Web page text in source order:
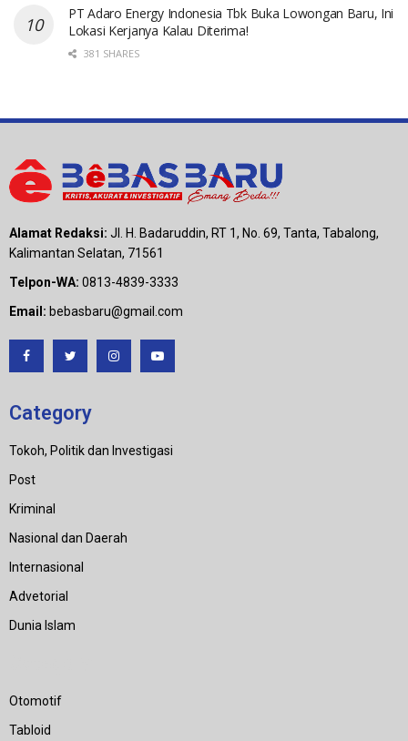
PT Adaro Energy Indonesia Tbk Buka Lowongan Baru, Ini
Lokasi Kerjanya Kalau Diterima!
381 SHARES
Alamat Redaksi: Jl. H. Badaruddin, RT 1, No. 69, Tanta, Tabalong,
Kalimantan Selatan, 71561
Telpon-WA: 0813-4839-3333
Email: bebasbaru@gmail.com
Category
Tokoh, Politik dan Investigasi
Post
Kriminal
Nasional dan Daerah
Internasional
Advetorial
Dunia Islam
Otomotif
Tabloid